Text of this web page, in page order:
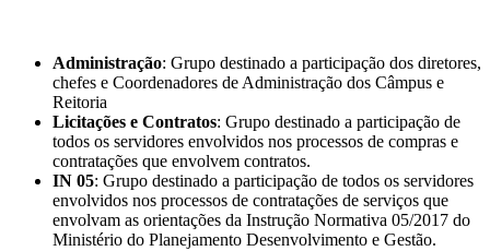
Administração: Grupo destinado a participação dos diretores,
chefes e Coordenadores de Administração dos Câmpus e
Reitoria
Licitações e Contratos: Grupo destinado a participação de
todos os servidores envolvidos nos processos de compras e
contratações que envolvem contratos.
IN 05: Grupo destinado a participação de todos os servidores
envolvidos nos processos de contratações de serviços que
envolvam as orientações da Instrução Normativa 05/2017 do
Ministério do Planejamento Desenvolvimento e Gestão.